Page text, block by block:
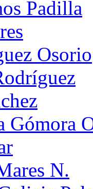
Padilla
Osorio
Gómora
N.